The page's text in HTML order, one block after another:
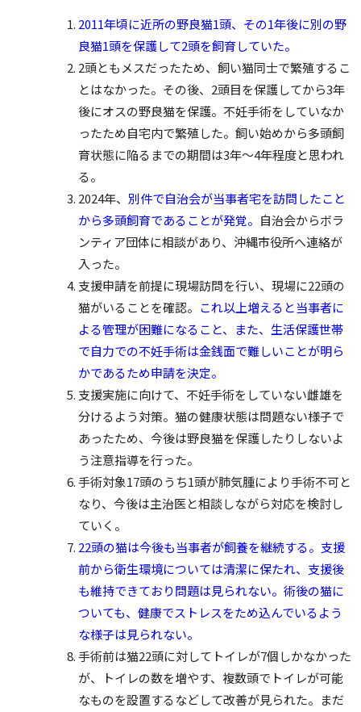
2011年頃に近所の野良猫1頭、その1年後に別の野
良猫1頭を保護して2頭を飼育していた。
2頭ともメスだったため、飼い猫同士で繁殖するこ
とはなかった。その後、2頭目を保護してから3年
後にオスの野良猫を保護。不妊手術をしていなか
ったため自宅内で繁殖した。飼い始めから多頭飼
育状態に陥るまでの期間は3年～4年程度と思われ
る。
2024年、 別件で自治会が当事者宅を訪問したこと
から多頭飼育であることが発覚。 自治会からボラ
ンティア団体に相談があり、沖縄市役所へ連絡が
入った。
支援申請を前提に現場訪問を行い、現場に22頭の
猫がいることを確認。 これ以上増えると当事者に
よる管理が困難になること、また、生活保護世帯
で自力での不妊手術は金銭面で難しいことが明ら
かであるため申請を決定。
支援実施に向けて、不妊手術をしていない雌雄を
分けるよう対策。猫の健康状態は問題ない様子で
あったため、今後は野良猫を保護したりしないよ
う注意指導を行った。
手術対象17頭のうち1頭が肺気腫により手術不可と
なり、今後は主治医と相談しながら対応を検討し
ていく。
22頭の猫は今後も当事者が飼養を継続する。支援
前から衛生環境については清潔に保たれ、支援後
も維持できており問題は見られない。術後の猫に
ついても、健康でストレスをため込んでいるよう
な様子は見られない。
手術前は猫22頭に対してトイレが7個しかなかった
が、トイレの数を増やす、複数頭でトイレが可能
なものを設置するなどして改善が見られた。まだ